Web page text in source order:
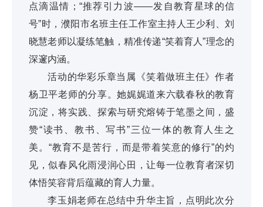
点滴温情；“推荐引力波——发自教育星球的信
号”时，濮阳市名班主任工作室主持人王少利、刘
晓慧老师以凝练笔触，精准传递“笑着育人”理念的
深邃内涵。
活动的华彩乐章当属《笑着做班主任》作者
杨卫平老师的分享。她娓娓道来六载春秋的教育
沉淀，将实践、探索与研究熔铸于笔墨之间，盛
赞“读书、教书、写书”三位一体的教育人生之
美。“教育不是苦行，而是带着笑意的修行”的灼
见，似春风化雨浸润心田，让每一位教育者深切
体悟笑容背后蕴藏的育人力量。
李玉娟老师在总结中升华主旨，点明此次分